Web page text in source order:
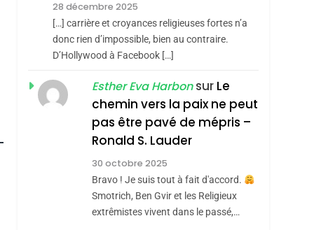
RÉSILIENTE :
POURQUOI JE
REVENDIQUE MA
JUDAÏTE Par Thérèse
Zrihen-Dvir
ISRAÉL JUDAISME
CE QUI NOUS
MANQUE – Jacques
Hadida
JUDAISME
Maroc : Les Amandes
De Tafraout, Le Miel
De Tadla Azilal
Consacrés Produits
DAFINA MAROC
28 décembre 2025
[…] carrière et croyances religieuses fortes n’a
donc rien d’impossible, bien au contraire.
D’Hollywood à Facebook […]
Esther Eva Harbonsur Le
chemin vers la paix ne peut
pas être pavé de mépris –
Ronald S. Lauder
30 octobre 2025
Bravo ! Je suis tout à fait d'accord.
Smotrich, Ben Gvir et les Religieux
extrêmistes vivent dans le passé,…
Du